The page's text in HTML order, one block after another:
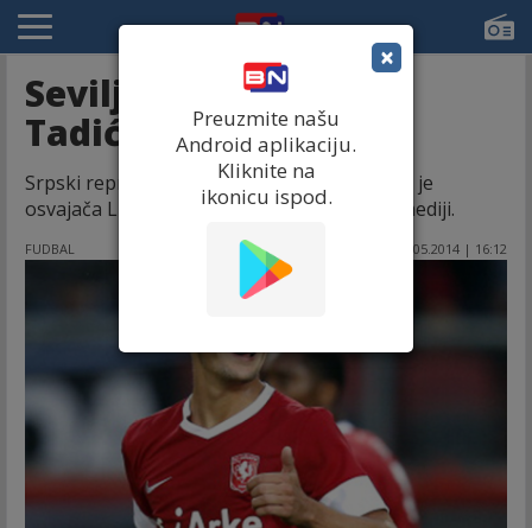
Sevilja hoće Dušana
Tadića
Srpski reprezentativac Dušan Tadić na meti je
osvajača Lige Evrope Sevilje, pišu španski mediji.
FUDBAL 29.05.2014 | 16:12
×
Preuzmite našu
Android aplikaciju.
Kliknite na
ikonicu ispod.